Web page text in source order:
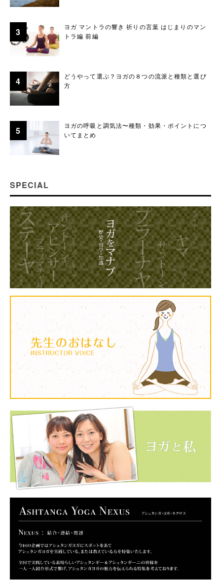
ヨガ マントラの響き 祈りの言葉 はじまりのマン
トラ編 前編
どうやって選ぶ？ヨガの８つの流派と種類と選び
方
ヨガの呼吸と調気法〜種類・効果・ポイントにつ
いてまとめ
SPECIAL